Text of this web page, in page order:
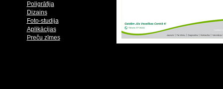
Poligrāfija
Dizains
Foto-studija
Aplikācijas
Preču zīmes